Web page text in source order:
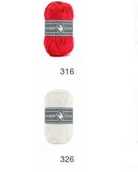
316
326